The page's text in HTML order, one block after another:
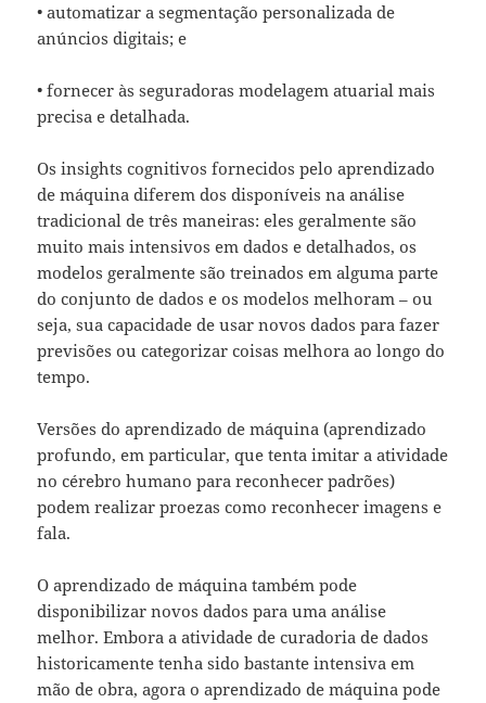
• automatizar a segmentação personalizada de
anúncios digitais; e
• fornecer às seguradoras modelagem atuarial mais
precisa e detalhada.
Os insights cognitivos fornecidos pelo aprendizado
de máquina diferem dos disponíveis na análise
tradicional de três maneiras: eles geralmente são
muito mais intensivos em dados e detalhados, os
modelos geralmente são treinados em alguma parte
do conjunto de dados e os modelos melhoram – ou
seja, sua capacidade de usar novos dados para fazer
previsões ou categorizar coisas melhora ao longo do
tempo.
Versões do aprendizado de máquina (aprendizado
profundo, em particular, que tenta imitar a atividade
no cérebro humano para reconhecer padrões)
podem realizar proezas como reconhecer imagens e
fala.
O aprendizado de máquina também pode
disponibilizar novos dados para uma análise
melhor. Embora a atividade de curadoria de dados
historicamente tenha sido bastante intensiva em
mão de obra, agora o aprendizado de máquina pode